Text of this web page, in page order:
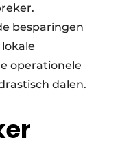
besparingen
operationele
dalen.